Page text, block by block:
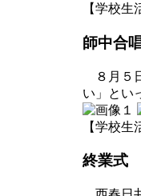
【学校生
師中合
８月５
い」とい
【学校生
終業式